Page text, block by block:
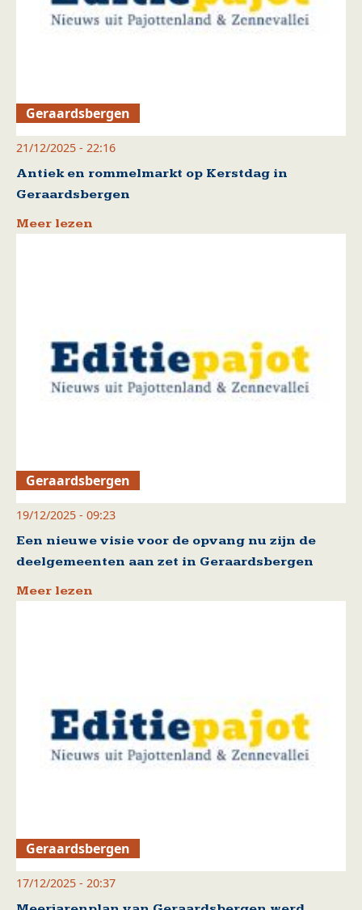
Geraardsbergen
21/12/2025 - 22:16
Antiek en rommelmarkt op Kerstdag in
Geraardsbergen
Meer lezen
Geraardsbergen
19/12/2025 - 09:23
Een nieuwe visie voor de opvang nu zijn de
deelgemeenten aan zet in Geraardsbergen
Meer lezen
Geraardsbergen
17/12/2025 - 20:37